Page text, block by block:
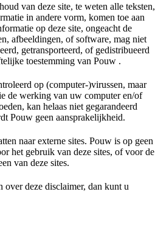
van deze site, te weten alle teksten,
in andere vorm, komen toe aan
op deze site, ongeacht de
afbeeldingen, of software, mag niet
getransporteerd, of gedistribueerd
toestemming van Pouw .
op (computer-)virussen, maar
de werking van uw computer en/of
kan helaas niet gegarandeerd
Pouw geen aansprakelijkheid.
naar externe sites. Pouw is op geen
het gebruik van deze sites, of voor de
van deze sites.
deze disclaimer, dan kunt u